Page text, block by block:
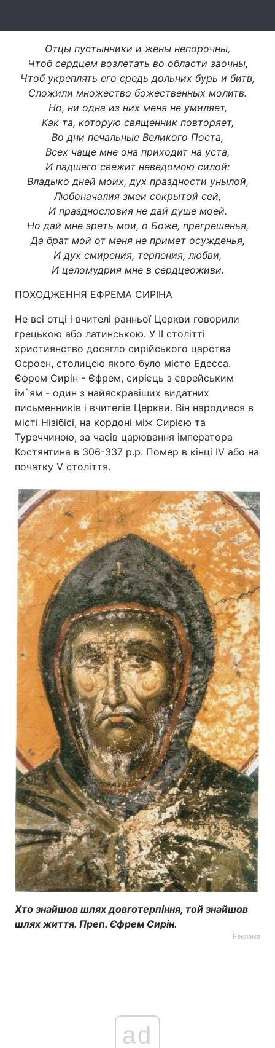
Отцы пустынники и жены непорочны,
Чтоб сердцем возлетать во области заочны,
Чтоб укреплять его средь дольних бурь и битв,
Сложили множество божественных молитв.
Но, ни одна из них меня не умиляет,
Как та, которую священник повторяет,
Во дни печальные Великого Поста,
Всех чаще мне она приходит на уста,
И падшего свежит неведомою силой:
Владыко дней моих, дух праздности унылой,
Любоначалия змеи сокрытой сей,
И празднословия не дай душе моей.
Но дай мне зреть мои, о Боже, прегрешенья,
Да брат мой от меня не примет осужденья,
И дух смирения, терпения, любви,
И целомудрия мне в сердцеоживи.
ПОХОДЖЕННЯ ЕФРЕМА СИРІНА
Не всі отці і вчителі ранньої Церкви говорили
грецькою або латинською. У II столітті
християнство досягло сирійського царства
Осроен, столицею якого було місто Едесса.
Єфрем Сирін - Єфрем, сирієць з єврейським
ім`ям - один з найяскравіших видатних
письменників і вчителів Церкви. Він народився в
місті Нізібісі, на кордоні між Сирією та
Туреччиною, за часів царювання імператора
Костянтина в 306-337 р.р. Помер в кінці IV або на
початку V століття.
Хто знайшов шлях довготерпіння, той знайшов
шлях життя. Преп. Єфрем Сирін.
Реклама
ad